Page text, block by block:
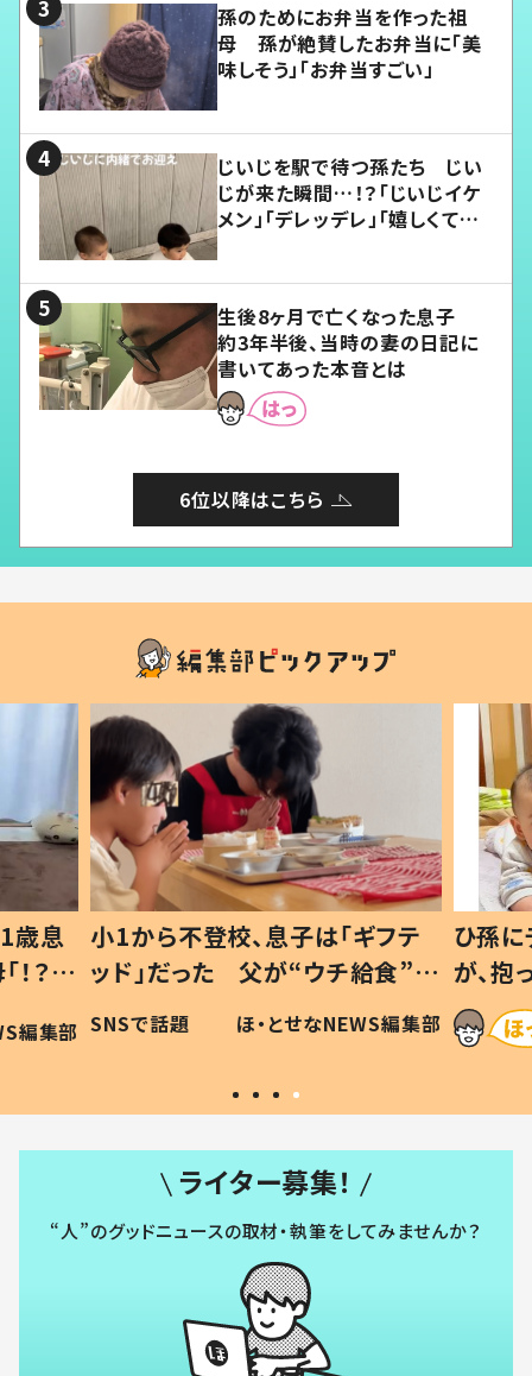
孫のためにお弁当を作った祖
母 孫が絶賛したお弁当に「美
味しそう」「お弁当すごい」
じいじを駅で待つ孫たち じい
じが来た瞬間…！？「じいじイケ
メン」「デレッデレ」「嬉しくて可
生後8ヶ月で亡くなった息子
約3年半後、当時の妻の日記に
書いてあった本音とは
6位以降はこちら
部
小1から不登校、息子は「ギフテ
ッド」だった 父が“ウチ給食”を
作り続ける理由とは #令和の親
#令和の子
SNSで話題 ほ・とせなNEWS編集部
ひ孫にデ
が、抱っ
「涙が出ま
い」
ライター募集！
“人”のグッドニュースの取材・執筆をしてみませんか？